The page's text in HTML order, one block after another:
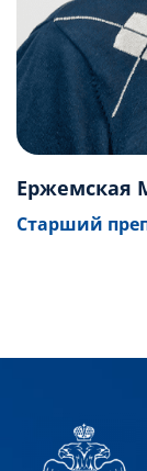
Ержемская
Старший